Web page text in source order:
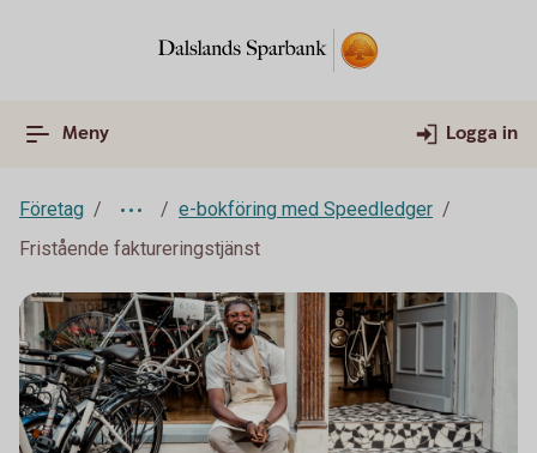
Meny Logga in
Företag
e-bokföring med Speedledger
Fristående faktureringstjänst